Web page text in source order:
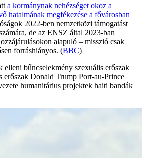
a kormánynak nehézséget okoz a
hatalmának megfékezése a fővárosban
2022-ben nemzetközi támogatást
de az ENSZ által 2023-ban
alapuló – misszió csak
forráshiányos. (BBC)
elleni bűncselekmény szexuális erőszak
erőszak Donald Trump Port-au-Prince
humanitárius projektek haiti bandák